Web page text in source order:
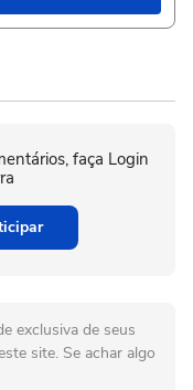
faça Login
exclusiva de seus
site. Se achar algo